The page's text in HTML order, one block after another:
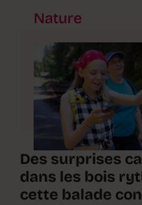
Nature
Des surprises
dans les bois
cette balade